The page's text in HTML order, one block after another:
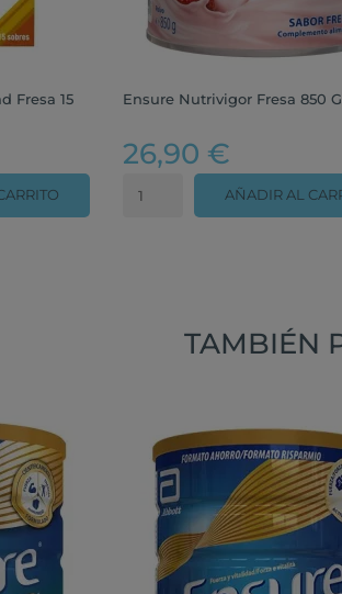
Fresa 15
Ensure Nutrivigor Fresa 850
26,90 €
AÑADIR AL
TAMBIÉN